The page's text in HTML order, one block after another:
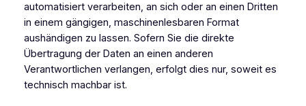
automatisiert verarbeiten, an sich oder an einen Dritten
in einem gängigen, maschinenlesbaren Format
aushändigen zu lassen. Sofern Sie die direkte
Übertragung der Daten an einen anderen
Verantwortlichen verlangen, erfolgt dies nur, soweit es
technisch machbar ist.